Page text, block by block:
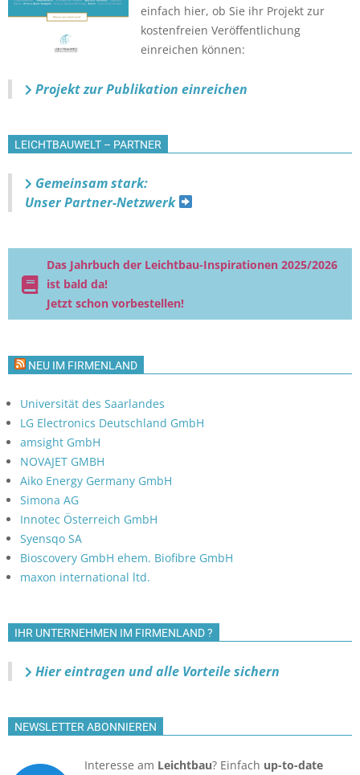
einfach hier, ob Sie ihr Projekt zur
kostenfreien Veröffentlichung
einreichen können:
Projekt zur Publikation einreichen
LEICHTBAUWELT – PARTNER
Gemeinsam stark:
Unser Partner-Netzwerk
Das Jahrbuch der Leichtbau-Inspirationen 2025/2026
ist bald da!
Jetzt schon vorbestellen!
NEU IM FIRMENLAND
Universität des Saarlandes
LG Electronics Deutschland GmbH
amsight GmbH
NOVAJET GMBH
Aiko Energy Germany GmbH
Simona AG
Innotec Österreich GmbH
Syensqo SA
Bioscovery GmbH ehem. Biofibre GmbH
maxon international ltd.
IHR UNTERNEHMEN IM FIRMENLAND ?
Hier eintragen und alle Vorteile sichern
NEWSLETTER ABONNIEREN
Interesse am Leichtbau? Einfach up-to-date